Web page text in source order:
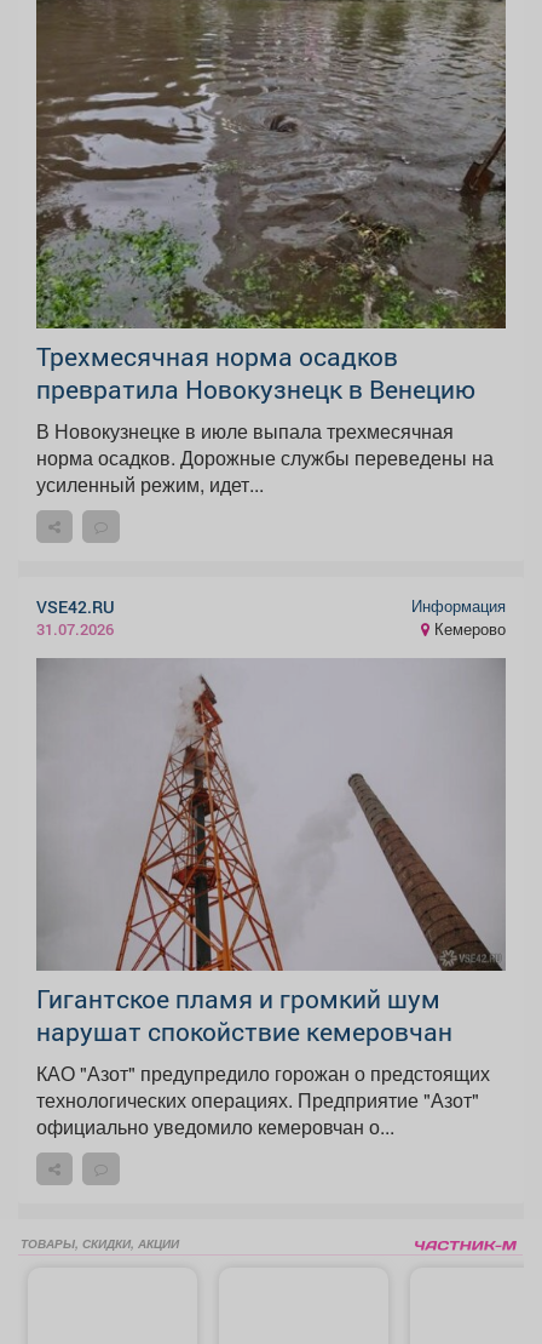
Трехмесячная норма осадков
превратила Новокузнецк в Венецию
В Новокузнецке в июле выпала трехмесячная
норма осадков. Дорожные службы переведены на
усиленный режим, идет...
VSE42.RU
31.07.2026
Информация
Кемерово
Гигантское пламя и громкий шум
нарушат спокойствие кемеровчан
КАО "Азот" предупредило горожан о предстоящих
технологических операциях. Предприятие "Азот"
официально уведомило кемеровчан о...
ТОВАРЫ, СКИДКИ, АКЦИИ